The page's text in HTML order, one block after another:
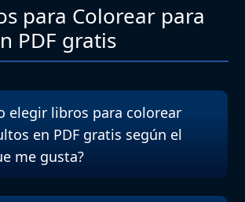
para Colorear para
PDF gratis
elegir libros para colorear
en PDF gratis según el
me gusta?